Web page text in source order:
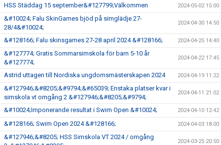
HSS Städdag 15 september&#127799;Välkommen 2024-05-02 15:00
&#10024; Falu SkinGames bjöd på simglädje 27-
28/4&#10024;
2024-04-30 14:50
&#128166; Falu skinsgames 27-28 april 2024 &#128166; 2024-04-25 14:40
&#127774; Gratis Sommarsimskola för barn 5-10 år
&#127774;
2024-04-22 17:45
Astrid uttagen till Nordiska ungdomsmästerskapen 2024 2024-04-19 11:22
&#127946;&#8205;&#9794;&#65039; Enstaka platser kvar i
simskola vt omgång 2 &#127946;&#8205;&#9794;
2024-04-11 21:02
&#10024;Imponerande resultat i Swim Open &#10024; 2024-04-10 12:42
&#128166; Swim Open 2024 &#128166; 2024-04-03 18:00
&#127946;&#8205; HSS Simskola VT 2024 / omgång
2024-03-25 20:50